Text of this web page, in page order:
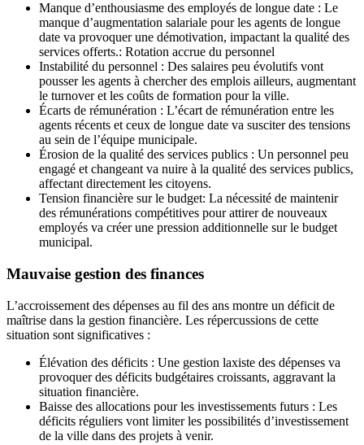
Manque d’enthousiasme des employés de longue date : Le
manque d’augmentation salariale pour les agents de longue
date va provoquer une démotivation, impactant la qualité des
services offerts.: Rotation accrue du personnel
Instabilité du personnel : Des salaires peu évolutifs vont
pousser les agents à chercher des emplois ailleurs, augmentant
le turnover et les coûts de formation pour la ville.
Écarts de rémunération : L’écart de rémunération entre les
agents récents et ceux de longue date va susciter des tensions
au sein de l’équipe municipale.
Érosion de la qualité des services publics : Un personnel peu
engagé et changeant va nuire à la qualité des services publics,
affectant directement les citoyens.
Tension financière sur le budget: La nécessité de maintenir
des rémunérations compétitives pour attirer de nouveaux
employés va créer une pression additionnelle sur le budget
municipal.
Mauvaise gestion des finances
L’accroissement des dépenses au fil des ans montre un déficit de
maîtrise dans la gestion financière. Les répercussions de cette
situation sont significatives :
Élévation des déficits : Une gestion laxiste des dépenses va
provoquer des déficits budgétaires croissants, aggravant la
situation financière.
Baisse des allocations pour les investissements futurs : Les
déficits réguliers vont limiter les possibilités d’investissement
de la ville dans des projets à venir.